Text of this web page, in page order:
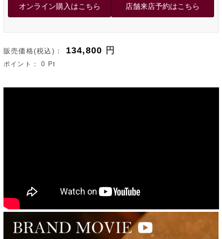
販売価格(税込)： 134,800 円
ポイント：0 Pt